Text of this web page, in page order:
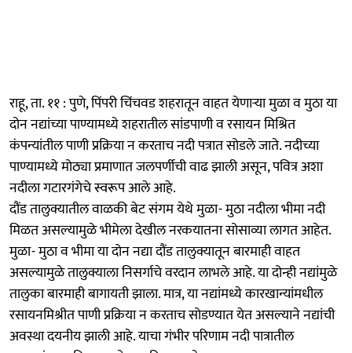
राहू, ता. ११ : पुणे, पिंपरी चिंचवड शहरातून वाहत येणाऱ्या मुळा व मुठा या
दोन नद्यांच्या पाण्यामध्ये शहरातील सांडपाणी व रसायन मिश्रित
कंपन्यांतील पाणी प्रक्रिया न करताच नदी पत्रात सोडले जाते. नदीच्या
पाण्यामध्ये मोठ्या प्रमाणात जलपर्णीची वाढ झाली असून, पवित्र अशा
नदीला गटारगंगेचे स्वरूप आले आहे.
दौंड तालुक्यातील वाळकी बेट संगम येथे मुळा- मुठा नदीला भीमा नदी
मिळत असल्यामुळे भीमेला देखील नरकयातना सोसाव्या लागत आहेत.
मुळा- मुठा व भीमा या दोन नद्या दौंड तालुक्यातून बारमाही वाहत
असल्यामुळे तालुक्याला निसर्गाचे वरदान लाभले आहे. या दोन्ही नद्यांमुळे
तालुका बारमाही बागायती झाला. मात्र, या नद्यांमध्ये कारखान्यांमधील
रसायनमिश्रीत पाणी प्रक्रिया न करताच सोडण्यात येत असल्याने नद्यांची
अवस्था दयनीय झाली आहे. याचा गंभीर परिणाम नदी पात्रातील